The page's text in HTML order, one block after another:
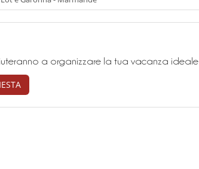
a organizzare la tua vacanza ideale